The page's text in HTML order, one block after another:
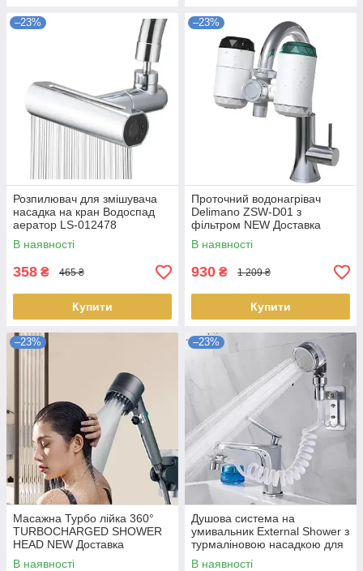
–23%
Розпилювач для змішувача
насадка на кран Водоспад
аератор LS-012478
В наявності
358 ₴ 465 ₴
Купити
–23%
Проточний водонагрівач
Delimano ZSW-D01 з
фільтром NEW Доставка
В наявності
930 ₴ 1 209 ₴
Купити
–23%
Масажна Турбо лійка 360°
TURBOCHARGED SHOWER
HEAD NEW Доставка
В наявності
–23%
Душова система на
умивальник External Shower з
турмаліновою насадкою для
душу AND-75 LS-013224
В наявності